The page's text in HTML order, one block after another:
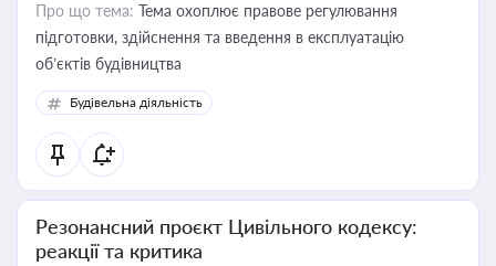
Про що тема: Тема охоплює правове регулювання
підготовки, здійснення та введення в експлуатацію
об’єктів будівництва
Будівельна діяльність
Резонансний проєкт Цивільного кодексу:
реакції та критика